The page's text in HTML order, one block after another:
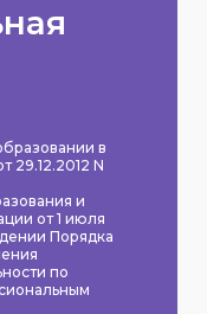
в
29.12.2012 N
и
от 1 июля
Порядка
по